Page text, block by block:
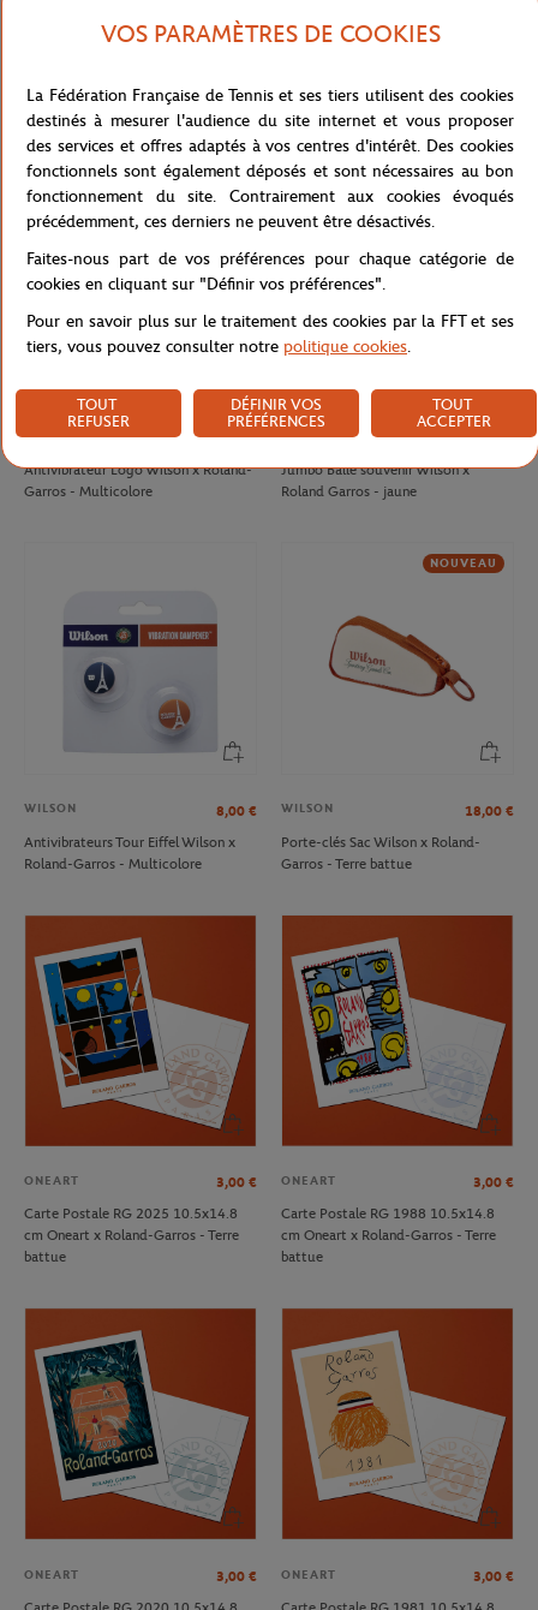
Polo Arbitre Homme Lacoste x
Roland-Garros - Marine
Jupe Ramasseuse femme Lacoste x
Roland-Garros - Blanc
WILSON 8,00 €
Antivibrateur Logo Wilson x Roland-
Garros - Multicolore
WILSON 32,00 €
Jumbo Balle souvenir Wilson x
Roland Garros - jaune
WILSON 8,00 €
Antivibrateurs Tour Eiffel Wilson x
Roland-Garros - Multicolore
NOUVEAU
WILSON 18,00 €
Porte-clés Sac Wilson x Roland-
Garros - Terre battue
ONEART 3,00 €
Carte Postale RG 2025 10.5x14.8
cm Oneart x Roland-Garros - Terre
battue
ONEART 3,00 €
Carte Postale RG 1988 10.5x14.8
cm Oneart x Roland-Garros - Terre
battue
ONEART 3,00 €
ONEART 3,00 €
VOS PARAMÈTRES DE COOKIES
La Fédération Française de Tennis et ses tiers utilisent des cookies
destinés à mesurer l'audience du site internet et vous proposer
des services et offres adaptés à vos centres d'intérêt. Des cookies
fonctionnels sont également déposés et sont nécessaires au bon
fonctionnement du site. Contrairement aux cookies évoqués
précédemment, ces derniers ne peuvent être désactivés.
Faites-nous part de vos préférences pour chaque catégorie de
cookies en cliquant sur "Définir vos préférences".
Pour en savoir plus sur le traitement des cookies par la FFT et ses
tiers, vous pouvez consulter notre politique cookies.
TOUT
REFUSER
DÉFINIR VOS
PRÉFÉRENCES
TOUT
ACCEPTER